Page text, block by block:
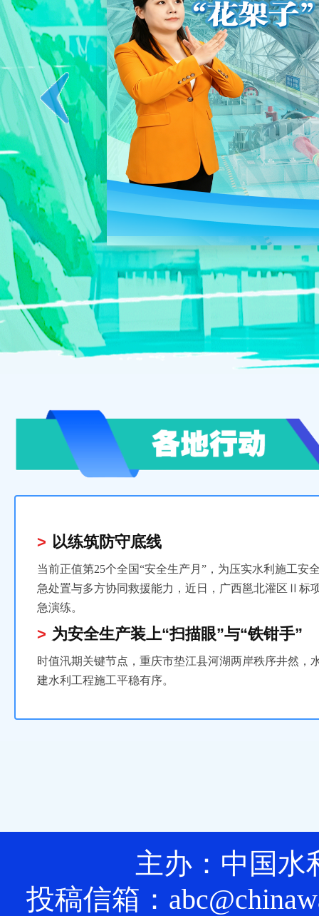
以练筑防守底线
当前正值第25个全国“安全生产月”，为压实水利施工安
急处置与多方协同救援能力，近日，广西邕北灌区Ⅱ标
急演练。
为安全生产装上“扫描眼”与“铁钳手”
时值汛期关键节点，重庆市垫江县河湖两岸秩序井然，
建水利工程施工平稳有序。
主办：中国水
投稿信箱：